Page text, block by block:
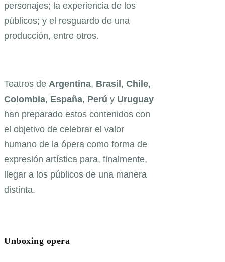
personajes; la experiencia de los
públicos; y el resguardo de una
producción, entre otros.
Teatros de Argentina, Brasil , Chile,
Colombia, España, Perú y Uruguay
han preparado estos contenidos con
el objetivo de celebrar el valor
humano de la ópera como forma de
expresión artística para, finalmente,
llegar a los públicos de una manera
distinta.
Unboxing opera